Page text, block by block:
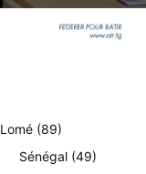
Lomé (89)
Sénégal (49)